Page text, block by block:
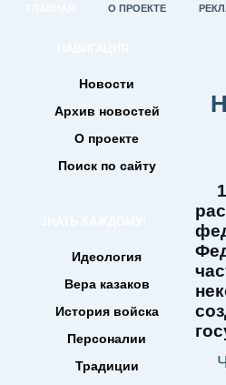
О ПРОЕКТЕ
Новости
Архив новостей
О проекте
Поиск по сайту
Идеология
Вера казаков
История войска
Персоналии
Традиции